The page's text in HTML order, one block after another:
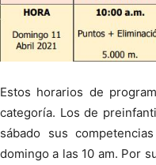
Estos horarios de
categoría. Los de
sábado sus
domingo a las 10 am. Por